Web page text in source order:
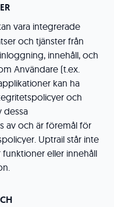
vara integrerade
och tjänster från
innehåll, och
Användare (t.ex.
kan ha
och
dessa
av och är föremål för
Uptrail står inte
eller innehåll